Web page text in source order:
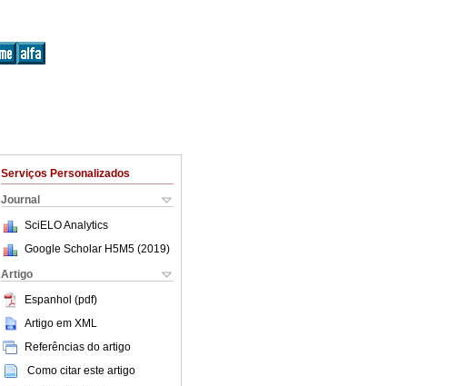
Serviços Personalizados
Journal
SciELO Analytics
Google Scholar H5M5 (2019)
Artigo
Espanhol (pdf)
Artigo em XML
Referências do artigo
Como citar este artigo